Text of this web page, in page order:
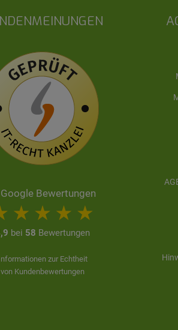
Bewertungen
bei 58 Bewertungen
zur Echtheit
von Kundenbewertungen